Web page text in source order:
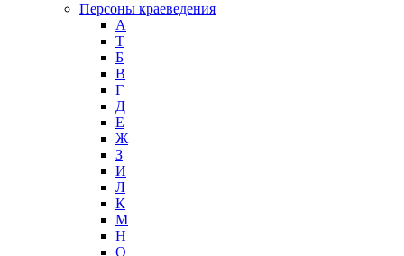
Персоны краеведения
А
T
Б
В
Г
Д
Е
Ж
З
И
Л
К
М
Н
О